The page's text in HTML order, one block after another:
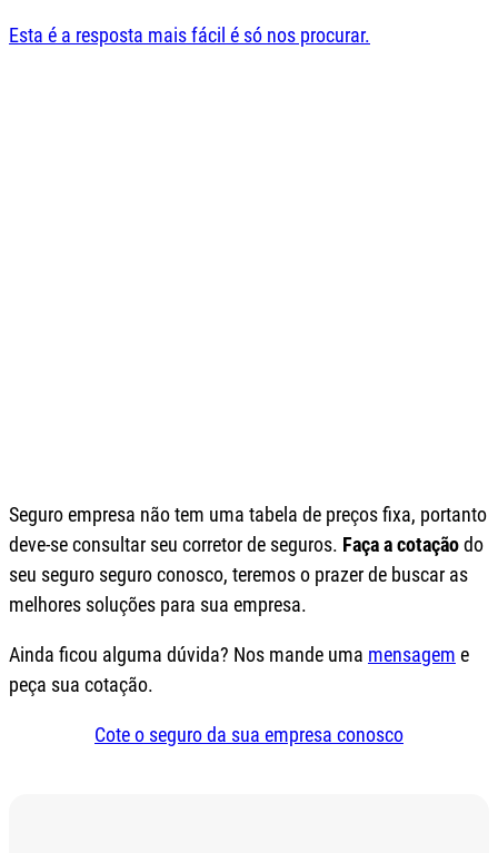
Esta é a resposta mais fácil é só nos procurar.
Seguro empresa não tem uma tabela de preços fixa, portanto
deve-se consultar seu corretor de seguros. Faça a cotaçãodo
seu seguro seguro conosco, teremos o prazer de buscar as
melhores soluções para sua empresa.
Ainda ficou alguma dúvida? Nos mande uma mensagem e
peça sua cotação.
Cote o seguro da sua empresa conosco